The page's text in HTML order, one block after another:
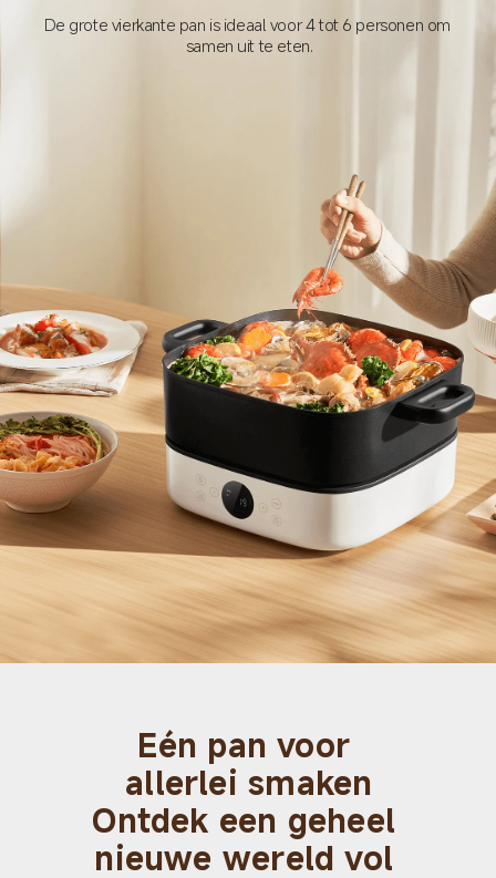
De grote vierkante pan is ideaal voor 4 tot 6 personen om
samen uit te eten.
Eén pan voor
allerlei smaken
Ontdek een geheel
nieuwe wereld vol